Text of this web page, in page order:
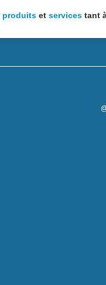
produits et services tant